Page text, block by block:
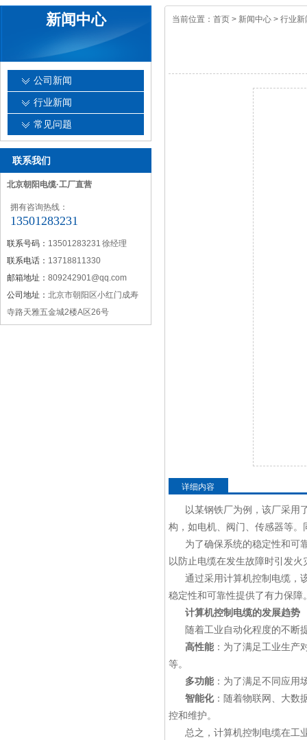
当前位置： 首页 > 新闻中心 > 行业新
详细内容
以某钢铁厂为例，该厂采用
构，如电机、阀门、传感器等
为了确保系统的稳定性和可
以防止电缆在发生故障时引发火
通过采用计算机控制电缆，
稳定性和可靠性提供了有力保障
计算机控制电缆的发展趋势
随着工业自动化程度的不断
高性能：为了满足工业生产
等。
多功能：为了满足不同应用
智能化：随着物联网、大数
控和维护。
总之，计算机控制电缆在工
新闻中心
公司新闻
行业新闻
常见问题
联系我们
北京朝阳电缆·工厂直营
拥有咨询热线：
13501283231
联系号码： 13501283231 徐经理
联系电话： 13718811330
邮箱地址： 809242901@qq.com
公司地址： 北京市朝阳区小红门成寿
寺路天雅五金城2楼A区26号